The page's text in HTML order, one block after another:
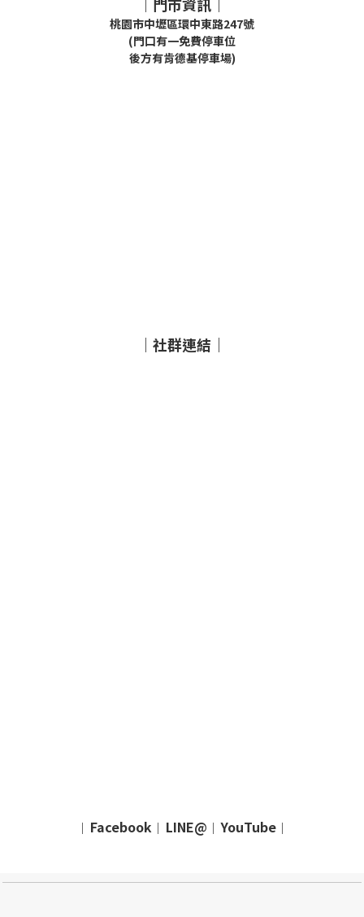
桃園市中壢區環中東路247號
(門口有一免費停車位
後方有肯德基停車場)
｜社群連結｜
｜ Facebook ｜ LINE@ ｜ YouTube ｜